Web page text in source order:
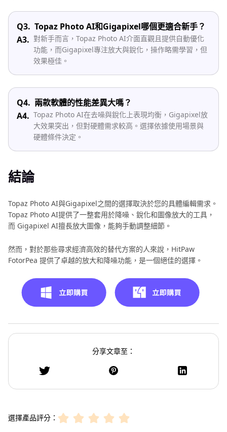
Q3. Topaz Photo AI和Gigapixel哪個更適合新手？
A3. 對新手而言，Topaz Photo AI介面直觀且提供自動優化
功能，而Gigapixel專注放大與銳化，操作略需學習，但
效果極佳。
Q4. 兩款軟體的性能差異大嗎？
A4. Topaz Photo AI在去噪與銳化上表現均衡，Gigapixel放
大效果突出，但對硬體需求較高。選擇依據使用場景與
硬體條件決定。
結論
Topaz Photo AI與Gigapixel之間的選擇取決於您的具體編輯需求。
Topaz Photo AI提供了一整套用於降噪、銳化和圖像放大的工具，
而 Gigapixel AI擅長放大圖像，能夠手動調整細節。
然而，對於那些尋求經濟高效的替代方案的人來說，HitPaw
FotorPea 提供了卓越的放大和降噪功能，是一個絕佳的選擇。
分享文章至：
選擇產品評分：